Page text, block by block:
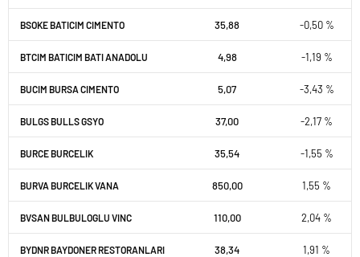
BSOKE BATICIM CIMENTO 35,88 -0,50 %
BTCIM BATICIM BATI ANADOLU 4,98 -1,19 %
BUCIM BURSA CIMENTO 5,07 -3,43 %
BULGS BULLS GSYO 37,00 -2,17 %
BURCE BURCELIK 35,54 -1,55 %
BURVA BURCELIK VANA 850,00 1,55 %
BVSAN BULBULOGLU VINC 110,00 2,04 %
BYDNR BAYDONER RESTORANLARI 38,34 1,91 %